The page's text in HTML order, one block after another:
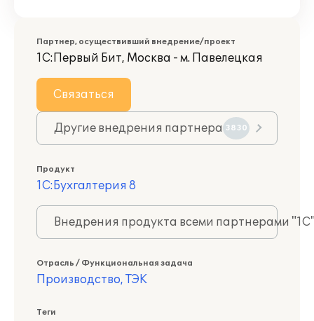
Партнер, осуществивший внедрение/проект
1С:Первый Бит, Москва - м. Павелецкая
Связаться
Другие внедрения партнера 3830
Продукт
1С:Бухгалтерия 8
Внедрения продукта всеми партнерами
Отрасль / Функциональная задача
Производство, ТЭК
Теги